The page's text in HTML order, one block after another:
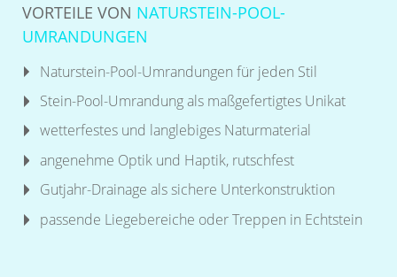
VORTEILE VON NATURSTEIN-POOL-
UMRANDUNGEN
Naturstein-Pool-Umrandungen für jeden Stil
Stein-Pool-Umrandung als maßgefertigtes Unikat
wetterfestes und langlebiges Naturmaterial
angenehme Optik und Haptik, rutschfest
Gutjahr-Drainage als sichere Unterkonstruktion
passende Liegebereiche oder Treppen in Echtstein